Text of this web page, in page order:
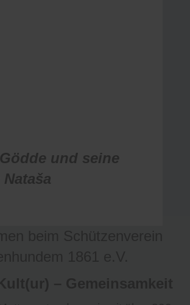
Gödde und seine
Nataša